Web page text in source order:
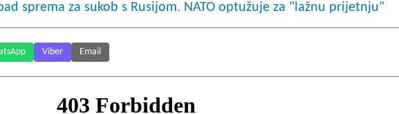
sprema za sukob s Rusijom. NATO optužuje za "lažnu prijetnju"
Viber Email